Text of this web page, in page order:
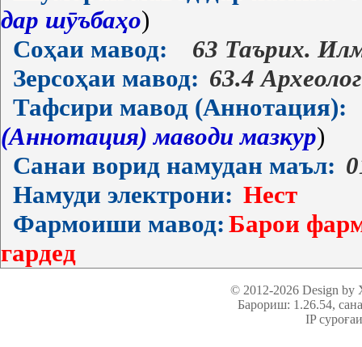
дар шӯъбаҳо)
Соҳаи мавод:
63 Таърих.
Зерсоҳаи мавод: 63.4
Тафсири мавод (Аннотация):
(Аннотация) маводи мазкур)
Санаи ворид намудан маъл:
Намуди электрони: Нест
Фармоиши мавод: Барои
гардед
© 2012-2026 Design
Барориш: 1.26.54,
IP